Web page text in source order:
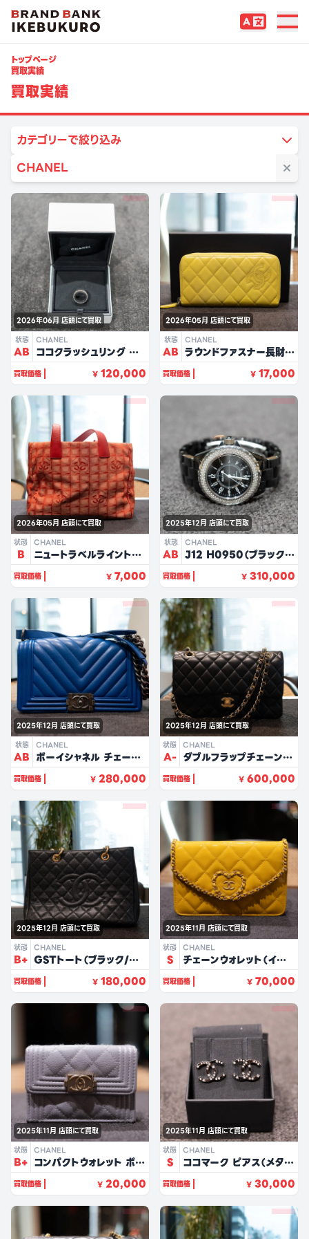
トップページ
買取実績
買取実績
カテゴリーで絞り込み
CHANEL
2026年06月 店頭にて買取
状態
AB
CHANEL
ココクラッシュリング ミ
ニ（K18WG）
買取価格 ¥ 120,000
2026年05月 店頭にて買取
状態
AB
CHANEL
ラウンドファスナー長財布
（イエロー/キャビアスキ
ン）
買取価格 ¥ 17,000
2026年05月 店頭にて買取
状態
B
CHANEL
ニュートラベルライントー
ト（レッド）
買取価格 ¥ 7,000
2025年12月 店頭にて買取
状態
AB
CHANEL
J12 H0950（ブラック/
ベゼルダイヤ）
買取価格 ¥ 310,000
2025年12月 店頭にて買取
状態
AB
CHANEL
ボーイシャネル チェーン
ショルダー 25（ブルー/
ラムスキン）
買取価格 ¥ 280,000
2025年12月 店頭にて買取
状態
A-
CHANEL
ダブルフラップチェーンシ
ョルダー25（ブラック/ラ
ムスキン）
買取価格 ¥ 600,000
2025年12月 店頭にて買取
状態
B+
CHANEL
GSTトート（ブラック/キャ
ビアスキン）
買取価格 ¥ 180,000
2025年11月 店頭にて買取
状態
S
CHANEL
チェーンウォレット（イエ
ロー/パテントレザー）
買取価格 ¥ 70,000
2025年11月 店頭にて買取
状態
B+
CHANEL
コンパクトウォレット ボー
イシャネル（グレー/キャビ
アスキン）
買取価格 ¥ 20,000
2025年11月 店頭にて買取
状態
S
CHANEL
ココマーク ピアス（メタ
ル）
買取価格 ¥ 30,000